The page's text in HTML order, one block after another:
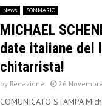
News SOMMARIO
MICHAEL
date italiane del
chitarrista!
by Redazione 26
COMUNICATO STAMPA